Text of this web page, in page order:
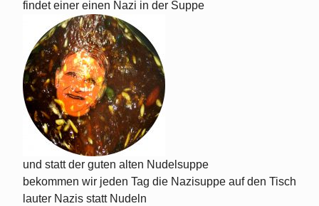
findet einer einen Nazi in der Suppe
und statt der guten alten Nudelsuppe
bekommen wir jeden Tag die Nazisuppe auf den Tisch
lauter Nazis statt Nudeln